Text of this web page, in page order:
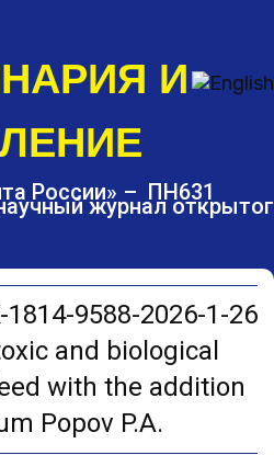
И
журнал
России» – ПН631
1814-9588-2026-1-26
and biological
with the addition
Popov P.A.